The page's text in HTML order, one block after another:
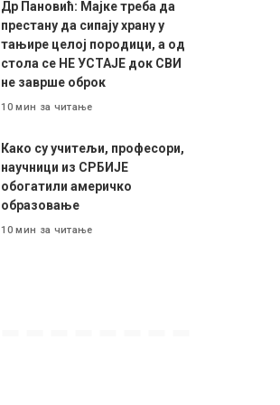
Др Пановић: Мајке треба да
престану да сипају храну у
тањире целој породици, а од
стола се НЕ УСТАЈЕ док СВИ
не заврше оброк
10 мин за читање
Како су учитељи, професори,
научници из СРБИЈЕ
обогатили америчко
образовање
10 мин за читање